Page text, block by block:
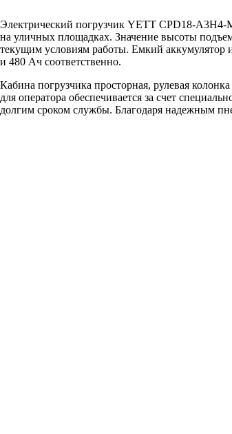
Электрический погрузчик YETT CPD18-A3H4-
на уличных площадках. Значение высоты
текущим условиям работы. Емкий аккумулятор
и 480 Ач соответственно.
Кабина погрузчика просторная, рулевая
для оператора обеспечивается за счет
долгим сроком службы. Благодаря надежным